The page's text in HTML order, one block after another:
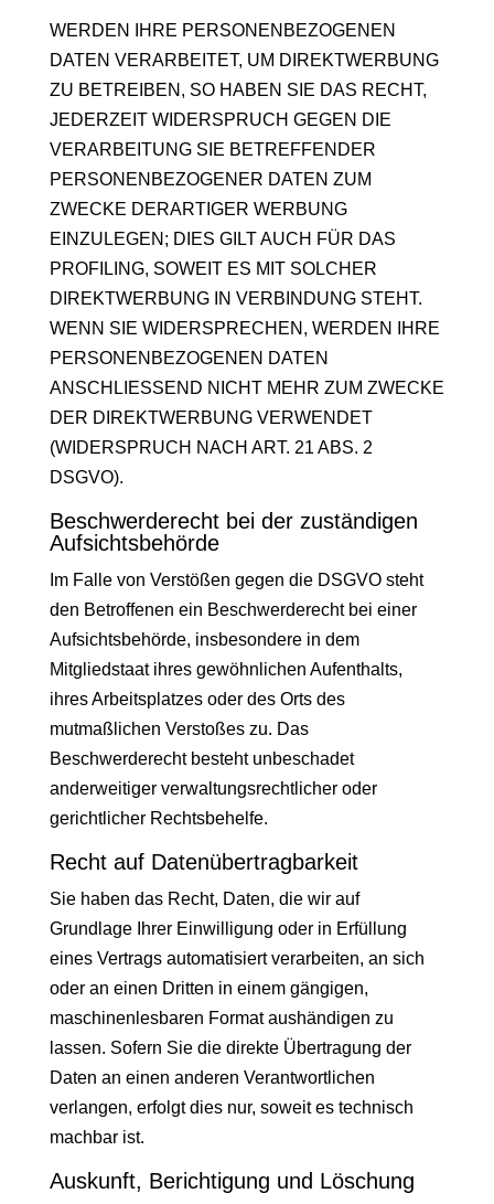
WERDEN IHRE PERSONENBEZOGENEN
DATEN VERARBEITET, UM DIREKTWERBUNG
ZU BETREIBEN, SO HABEN SIE DAS RECHT,
JEDERZEIT WIDERSPRUCH GEGEN DIE
VERARBEITUNG SIE BETREFFENDER
PERSONENBEZOGENER DATEN ZUM
ZWECKE DERARTIGER WERBUNG
EINZULEGEN; DIES GILT AUCH FÜR DAS
PROFILING, SOWEIT ES MIT SOLCHER
DIREKTWERBUNG IN VERBINDUNG STEHT.
WENN SIE WIDERSPRECHEN, WERDEN IHRE
PERSONENBEZOGENEN DATEN
ANSCHLIESSEND NICHT MEHR ZUM ZWECKE
DER DIREKTWERBUNG VERWENDET
(WIDERSPRUCH NACH ART. 21 ABS. 2
DSGVO).
Beschwerde­recht bei der zuständigen
Aufsichts­behörde
Im Falle von Verstößen gegen die DSGVO steht
den Betroffenen ein Beschwerderecht bei einer
Aufsichtsbehörde, insbesondere in dem
Mitgliedstaat ihres gewöhnlichen Aufenthalts,
ihres Arbeitsplatzes oder des Orts des
mutmaßlichen Verstoßes zu. Das
Beschwerderecht besteht unbeschadet
anderweitiger verwaltungsrechtlicher oder
gerichtlicher Rechtsbehelfe.
Recht auf Daten­übertrag­barkeit
Sie haben das Recht, Daten, die wir auf
Grundlage Ihrer Einwilligung oder in Erfüllung
eines Vertrags automatisiert verarbeiten, an sich
oder an einen Dritten in einem gängigen,
maschinenlesbaren Format aushändigen zu
lassen. Sofern Sie die direkte Übertragung der
Daten an einen anderen Verantwortlichen
verlangen, erfolgt dies nur, soweit es technisch
machbar ist.
Auskunft, Berichtigung und Löschung